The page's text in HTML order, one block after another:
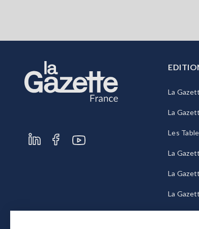
La
La
Les
La
La
La